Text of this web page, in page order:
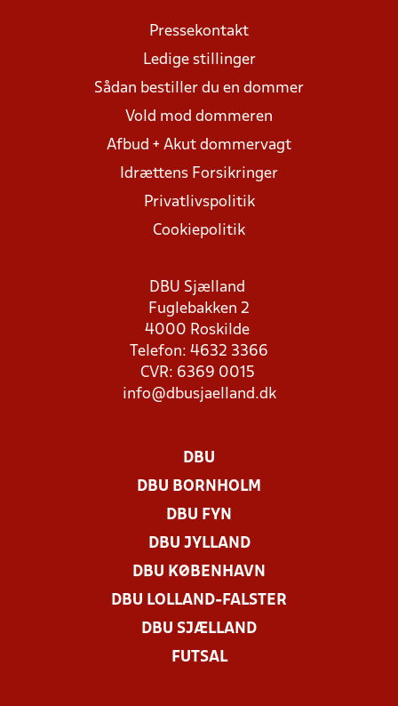
Pressekontakt
Ledige stillinger
Sådan bestiller du en dommer
Vold mod dommeren
Afbud + Akut dommervagt
Idrættens Forsikringer
Privatlivspolitik
Cookiepolitik
DBU Sjælland
Fuglebakken 2
4000 Roskilde
Telefon: 4632 3366
CVR: 6369 0015
info@dbusjaelland.dk
DBU
DBU BORNHOLM
DBU FYN
DBU JYLLAND
DBU KØBENHAVN
DBU LOLLAND-FALSTER
DBU SJÆLLAND
FUTSAL